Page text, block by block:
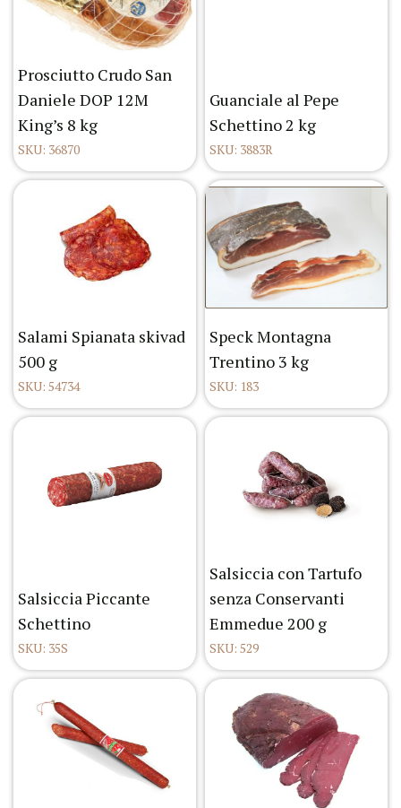
Prosciutto Crudo San
Daniele DOP 12M
King’s 8 kg
SKU: 36870
Guanciale al Pepe
Schettino 2 kg
SKU: 3883R
Salami Spianata skivad
500 g
SKU: 54734
Speck Montagna
Trentino 3 kg
SKU: 183
Salsiccia Piccante
Schettino
SKU: 35S
Salsiccia con Tartufo
senza Conservanti
Emmedue 200 g
SKU: 529